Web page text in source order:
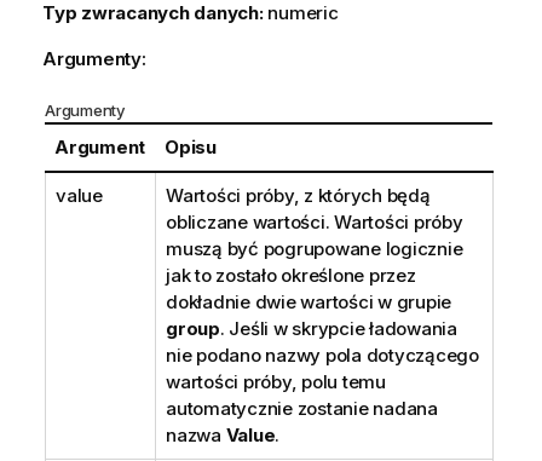
Typ zwracanych danych: numeric
Argumenty:
Argumenty
Argument Opisu
value
Wartości próby, z których będą
obliczane wartości. Wartości próby
muszą być pogrupowane logicznie
jak to zostało określone przez
dokładnie dwie wartości w grupie
group. Jeśli w skrypcie ładowania
nie podano nazwy pola dotyczącego
wartości próby, polu temu
automatycznie zostanie nadana
nazwa Value.